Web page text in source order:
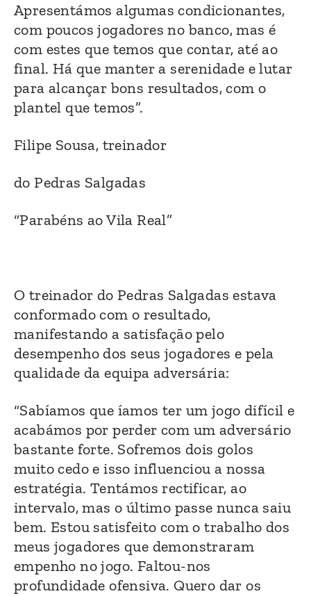
Apresentámos algumas condicionantes,
com poucos jogadores no banco, mas é
com estes que temos que contar, até ao
final. Há que manter a serenidade e lutar
para alcançar bons resultados, com o
plantel que temos”.
Filipe Sousa, treinador
do Pedras Salgadas
“Parabéns ao Vila Real”
O treinador do Pedras Salgadas estava
conformado com o resultado,
manifestando a satisfação pelo
desempenho dos seus jogadores e pela
qualidade da equipa adversária:
“Sabíamos que íamos ter um jogo difícil e
acabámos por perder com um adversário
bastante forte. Sofremos dois golos
muito cedo e isso influenciou a nossa
estratégia. Tentámos rectificar, ao
intervalo, mas o último passe nunca saiu
bem. Estou satisfeito com o trabalho dos
meus jogadores que demonstraram
empenho no jogo. Faltou-nos
profundidade ofensiva. Quero dar os